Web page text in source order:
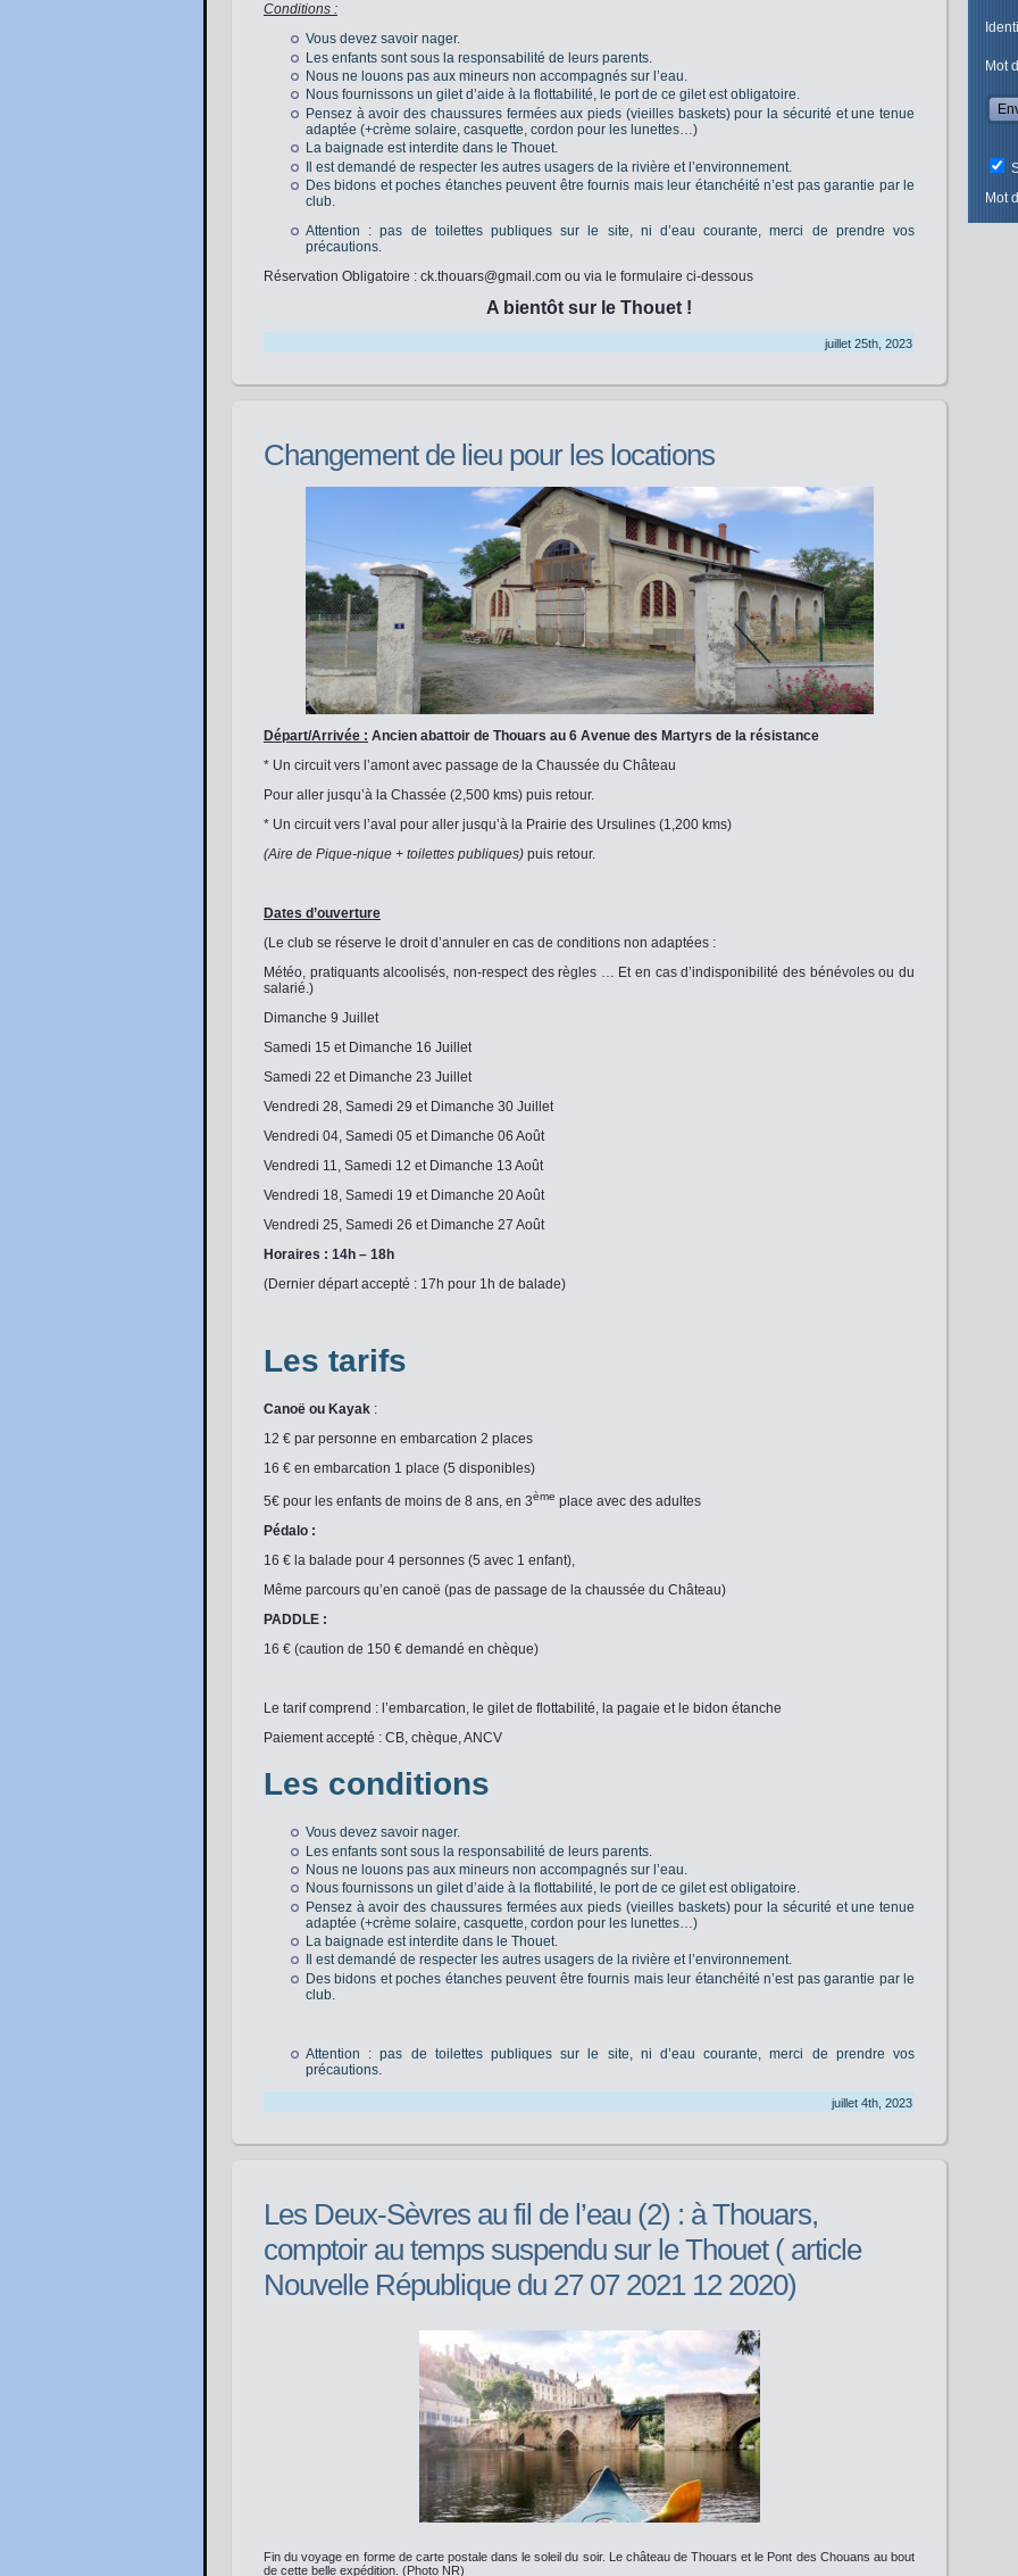
Conditions :
Vous devez savoir nager.
Les enfants sont sous la responsabilité de leurs parents.
Nous ne louons pas aux mineurs non accompagnés sur l’eau.
Nous fournissons un gilet d’aide à la flottabilité, le port de ce gilet est obligatoire.
Pensez à avoir des chaussures fermées aux pieds (vieilles baskets) pour la sécurité et une tenue
adaptée (+crème solaire, casquette, cordon pour les lunettes…)
La baignade est interdite dans le Thouet.
Il est demandé de respecter les autres usagers de la rivière et l’environnement.
Des bidons et poches étanches peuvent être fournis mais leur étanchéité n’est pas garantie par le
club.
Attention : pas de toilettes publiques sur le site, ni d’eau courante, merci de prendre vos
précautions.
Réservation Obligatoire : ck.thouars@gmail.com ou via le formulaire ci-dessous
A bientôt sur le Thouet !
juillet 25th, 2023
Changement de lieu pour les locations
Départ/Arrivée : Ancien abattoir de Thouars au 6 Avenue des Martyrs de la résistance
* Un circuit vers l’amont avec passage de la Chaussée du Château
Pour aller jusqu’à la Chassée (2,500 kms) puis retour.
* Un circuit vers l’aval pour aller jusqu’à la Prairie des Ursulines (1,200 kms)
(Aire de Pique-nique + toilettes publiques) puis retour.
Dates d’ouverture
(Le club se réserve le droit d’annuler en cas de conditions non adaptées :
Météo, pratiquants alcoolisés, non-respect des règles … Et en cas d’indisponibilité des bénévoles ou du
salarié.)
Dimanche 9 Juillet
Samedi 15 et Dimanche 16 Juillet
Samedi 22 et Dimanche 23 Juillet
Vendredi 28, Samedi 29 et Dimanche 30 Juillet
Vendredi 04, Samedi 05 et Dimanche 06 Août
Vendredi 11, Samedi 12 et Dimanche 13 Août
Vendredi 18, Samedi 19 et Dimanche 20 Août
Vendredi 25, Samedi 26 et Dimanche 27 Août
Horaires : 14h – 18h
(Dernier départ accepté : 17h pour 1h de balade)
Les tarifs
Canoë ou Kayak :
12 € par personne en embarcation 2 places
16 € en embarcation 1 place (5 disponibles)
5€ pour les enfants de moins de 8 ans, en 3ème place avec des adultes
Pédalo :
16 € la balade pour 4 personnes (5 avec 1 enfant),
Même parcours qu’en canoë (pas de passage de la chaussée du Château)
PADDLE :
16 € (caution de 150 € demandé en chèque)
Le tarif comprend : l’embarcation, le gilet de flottabilité, la pagaie et le bidon étanche
Paiement accepté : CB, chèque, ANCV
Les conditions
Vous devez savoir nager.
Les enfants sont sous la responsabilité de leurs parents.
Nous ne louons pas aux mineurs non accompagnés sur l’eau.
Nous fournissons un gilet d’aide à la flottabilité, le port de ce gilet est obligatoire.
Pensez à avoir des chaussures fermées aux pieds (vieilles baskets) pour la sécurité et une tenue
adaptée (+crème solaire, casquette, cordon pour les lunettes…)
La baignade est interdite dans le Thouet.
Il est demandé de respecter les autres usagers de la rivière et l’environnement.
Des bidons et poches étanches peuvent être fournis mais leur étanchéité n’est pas garantie par le
club.
Attention : pas de toilettes publiques sur le site, ni d’eau courante, merci de prendre vos
précautions.
juillet 4th, 2023
Les Deux-Sèvres au fil de l’eau (2) : à Thouars,
comptoir au temps suspendu sur le Thouet ( article
Nouvelle République du 27 07 2021 12 2020)
Fin du voyage en forme de carte postale dans le soleil du soir. Le château de Thouars et le Pont des Chouans au bout
de cette belle expédition. (Photo NR)
Mot
Mot